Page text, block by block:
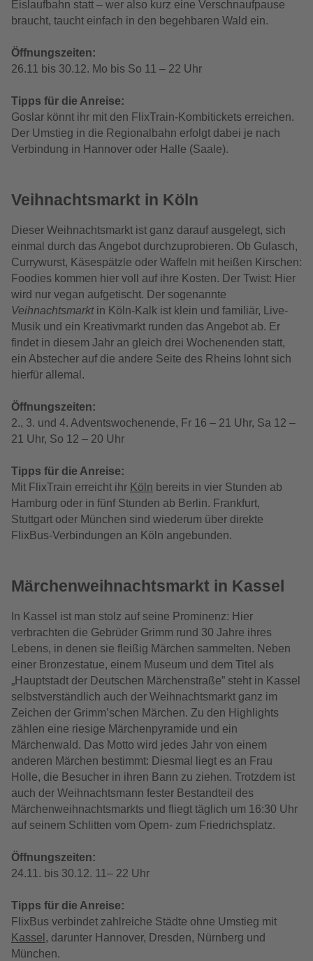
Eislaufbahn statt – wer also kurz eine Verschnaufpause
braucht, taucht einfach in den begehbaren Wald ein.
Öffnungszeiten:
26.11 bis 30.12. Mo bis So 11 – 22 Uhr
Tipps für die Anreise:
Goslar könnt ihr mit den FlixTrain-Kombitickets erreichen.
Der Umstieg in die Regionalbahn erfolgt dabei je nach
Verbindung in Hannover oder Halle (Saale).
Veihnachtsmarkt in Köln
Dieser Weihnachtsmarkt ist ganz darauf ausgelegt, sich
einmal durch das Angebot durchzuprobieren. Ob Gulasch,
Currywurst, Käsespätzle oder Waffeln mit heißen Kirschen:
Foodies kommen hier voll auf ihre Kosten. Der Twist: Hier
wird nur vegan aufgetischt. Der sogenannte
Veihnachtsmarktin Köln-Kalk ist klein und familiär, Live-
Musik und ein Kreativmarkt runden das Angebot ab. Er
findet in diesem Jahr an gleich drei Wochenenden statt,
ein Abstecher auf die andere Seite des Rheins lohnt sich
hierfür allemal.
Öffnungszeiten:
2., 3. und 4. Adventswochenende, Fr 16 – 21 Uhr, Sa 12 –
21 Uhr, So 12 – 20 Uhr
Tipps für die Anreise:
Mit FlixTrain erreicht ihr Köln bereits in vier Stunden ab
Hamburg oder in fünf Stunden ab Berlin. Frankfurt,
Stuttgart oder München sind wiederum über direkte
FlixBus-Verbindungen an Köln angebunden.
Märchenweihnachtsmarkt in Kassel
In Kassel ist man stolz auf seine Prominenz: Hier
verbrachten die Gebrüder Grimm rund 30 Jahre ihres
Lebens, in denen sie fleißig Märchen sammelten. Neben
einer Bronzestatue, einem Museum und dem Titel als
„H auptstadt der Deutschen Märchenstraße” steht in Kassel
selbstverständlich auch der Weihnachtsmarkt ganz im
Zeichen der Grimm’schen Märchen. Zu den Highlights
zählen eine riesige Märchenpyramide und ein
Märchenwald. Das Motto wird jedes Jahr von einem
anderen Märchen bestimmt: Diesmal liegt es an Frau
Holle, die Besucher in ihren Bann zu ziehen. Trotzdem ist
auch der Weihnachtsmann fester Bestandteil des
Märchenweihnachtsmarkts und fliegt täglich um 16:30 Uhr
auf seinem Schlitten vom Opern- zum Friedrichsplatz.
Öffnungszeiten:
24.11. bis 30.12. 11– 22 Uhr
Tipps für die Anreise:
FlixBus verbindet zahlreiche Städte ohne Umstieg mit
Kassel , darunter Hannover, Dresden, Nürnberg und
München.